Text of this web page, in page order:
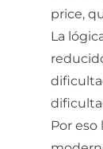
price,
La
Por